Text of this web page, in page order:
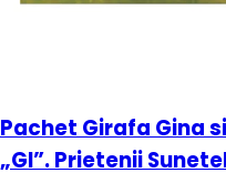
Pachet Girafa Gina
„GI”. Prietenii